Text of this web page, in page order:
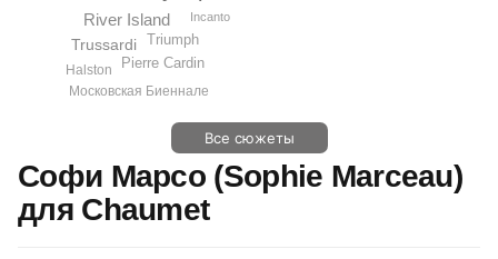
River Island
Trussardi Triumph
Pierre Cardin
Halston
Московская Биеннале
Incanto
Все сюжеты
Софи Марсо (Sophie Marceau)
для Chaumet